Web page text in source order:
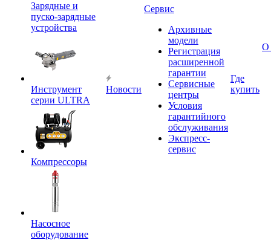
Зарядные и
пуско-зарядные
устройства
Инструмент
серии ULTRA
Компрессоры
Насосное
оборудование
Новости
Сервис
Архивные
модели
Регистрация
расширенной
гарантии
Сервисные
центры
Условия
гарантийного
обслуживания
Экспресс-
сервис
Где
купить
О